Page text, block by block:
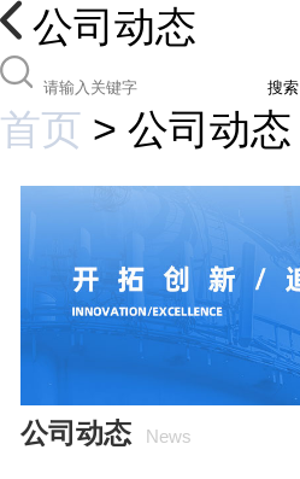
公司动态
搜索
首页 > 公司动态
公司动态 News